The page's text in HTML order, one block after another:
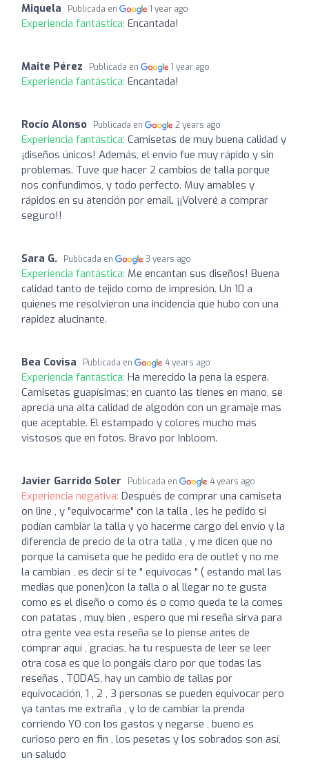
Miquela Publicada en 1 year ago
Experiencia fantástica: Encantada!
Maite Pérez Publicada en 1 year ago
Experiencia fantástica: Encantada!
Rocío Alonso Publicada en 2 years ago
Experiencia fantástica: Camisetas de muy buena calidad y
¡diseños únicos! Además, el envío fue muy rápido y sin
problemas. Tuve que hacer 2 cambios de talla porque
nos confundimos, y todo perfecto. Muy amables y
rápidos en su atención por email. ¡¡Volveré a comprar
seguro!!
Sara G. Publicada en 3 years ago
Experiencia fantástica: Me encantan sus diseños! Buena
calidad tanto de tejido como de impresión. Un 10 a
quienes me resolvieron una incidencia que hubo con una
rapidez alucinante.
Bea Covisa Publicada en 4 years ago
Experiencia fantástica: Ha merecido la pena la espera.
Camisetas guapísimas; en cuanto las tienes en mano, se
aprecia una alta calidad de algodón con un gramaje mas
que aceptable. El estampado y colores mucho mas
vistosos que en fotos. Bravo por Inbloom.
Javier Garrido Soler Publicada en 4 years ago
Experiencia negativa: Después de comprar una camiseta
on line , y "equivocarme" con la talla , les he pedido si
podían cambiar la talla y yo hacerme cargo del envío y la
diferencia de precio de la otra talla , y me dicen que no
porque la camiseta que he pedido era de outlet y no me
la cambian , es decir si te " equivocas " ( estando mal las
medias que ponen)con la talla o al llegar no te gusta
como es el diseño o como és o como queda te la comes
con patatas , muy bien , espero que mi reseña sirva para
otra gente vea esta reseña se lo piense antes de
comprar aquí , gracias, ha tu respuesta de leer se leer
otra cosa es que lo pongáis claro por que todas las
reseñas , TODAS, hay un cambio de tallas por
equivocación, 1 , 2 , 3 personas se pueden equivocar pero
ya tantas me extraña , y lo de cambiar la prenda
corriendo YO con los gastos y negarse , bueno es
curioso pero en fin , los pesetas y los sobrados son así,
un saludo